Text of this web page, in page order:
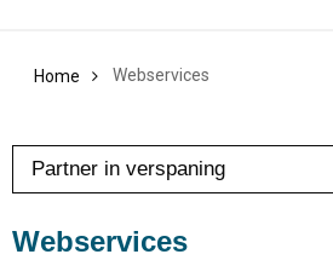
Home Webservices
Partner in verspaning
IMCO - Beter verspaanbaar RVS
Webservices